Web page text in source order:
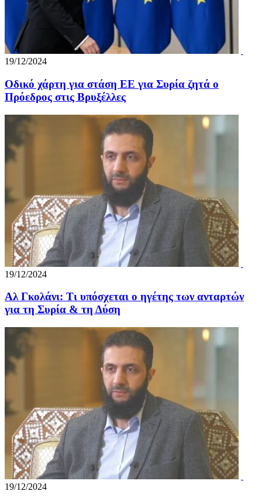
19/12/2024
Οδικό χάρτη για στάση ΕΕ για Συρία ζητά ο
Πρόεδρος στις Βρυξέλλες
19/12/2024
Αλ Γκολάνι: Τι υπόσχεται ο ηγέτης των ανταρτών
για τη Συρία & τη Δύση
19/12/2024